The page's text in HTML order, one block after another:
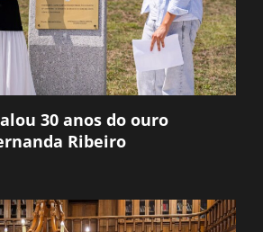
30 anos do ouro
Ribeiro